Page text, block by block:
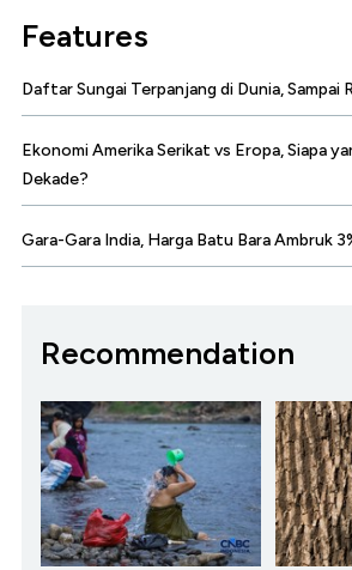
Features
Daftar Sungai Terpanjang di Dunia, Sampai
Ekonomi Amerika Serikat vs Eropa, Siapa
Dekade?
Gara-Gara India, Harga Batu Bara Ambruk
Recommendation